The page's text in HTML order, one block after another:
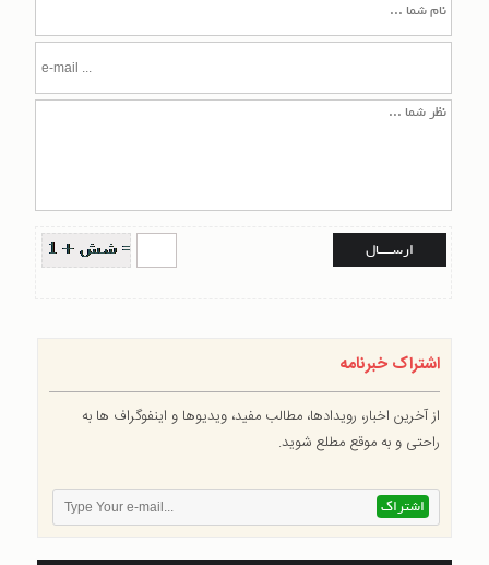
اشتراک خبرنامه
از آخرین اخبار، رویدادها، مطالب مفید، ویدیوها و اینفوگراف ها به
راحتی و به موقع مطلع شوید.